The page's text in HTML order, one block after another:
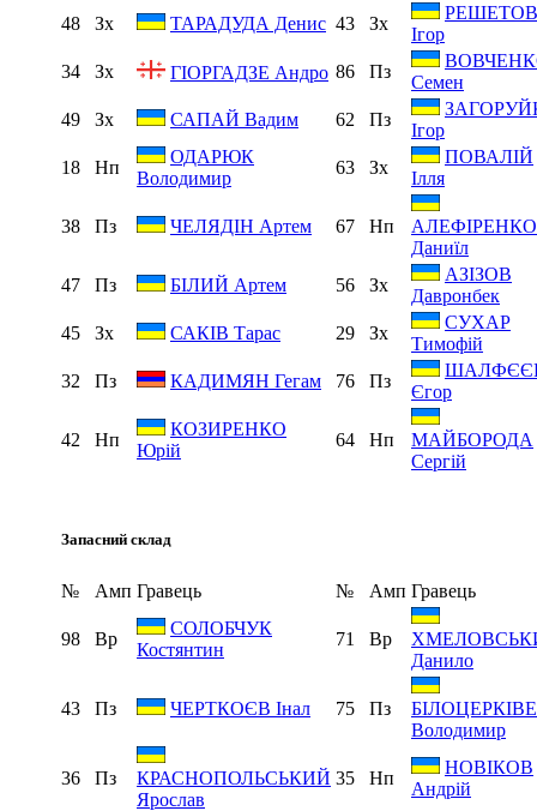
48
Зх ТАРАДУДА Денис 43 Зх
РЕШЕТОВ
Ігор
34
Зх ГІОРГАДЗЕ Андро 86 Пз
Семен
49
Зх САПАЙ Вадим 62 Пз
Ігор
18
Нп
ОДАРЮК
Володимир
63 Зх
ПОВАЛІЙ
Ілля
38 Пз ЧЕЛЯДІН Артем 67 Нп
АЛЕФІРЕНКО
Даниїл
47
Пз БІЛИЙ Артем 56 Зх
АЗІЗОВ
Давронбек
45
Зх САКІВ Тарас 29 Зх
СУХАР
Тимофій
32
Пз КАДИМЯН Гегам 76 Пз
Єгор
42 Нп
КОЗИРЕНКО
Юрій
64 Нп
МАЙБОРОДА
Сергій
Запасний склад
№ Амп Гравець № Амп Гравець
98 Вр
СОЛОБЧУК
Костянтин
71 Вр
Данило
43 Пз ЧЕРТКОЄВ Інал 75 Пз
Володимир
36 Пз
КРАСНОПОЛЬСЬКИЙ
Ярослав
35 Нп
НОВІКОВ
Андрій